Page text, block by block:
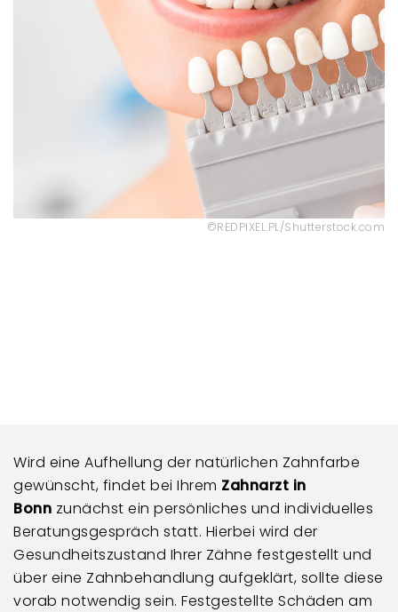
©REDPIXEL.PL/Shutterstock.com
Wird eine Aufhellung der natürlichen Zahnfarbe
gewünscht, findet bei Ihrem Zahnarzt in
Bonn zunächst ein persönliches und individuelles
Beratungsgespräch statt. Hierbei wird der
Gesundheitszustand Ihrer Zähne festgestellt und
über eine Zahnbehandlung aufgeklärt, sollte diese
vorab notwendig sein. Festgestellte Schäden am